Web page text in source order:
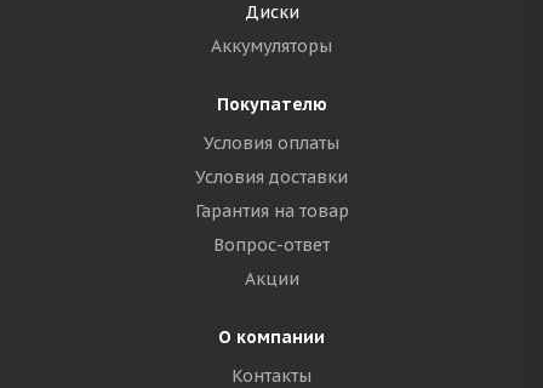
Диски
Аккумуляторы
Покупателю
Условия оплаты
Условия доставки
Гарантия на товар
Вопрос-ответ
Акции
О компании
Контакты